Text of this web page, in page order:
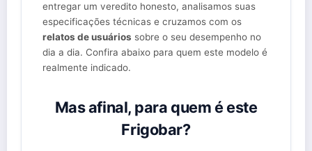
entregar um veredito honesto, analisamos suas
especificações técnicas e cruzamos com os
relatos de usuários sobre o seu desempenho no
dia a dia. Confira abaixo para quem este modelo é
realmente indicado.
Mas afinal, para quem é este
Frigobar?